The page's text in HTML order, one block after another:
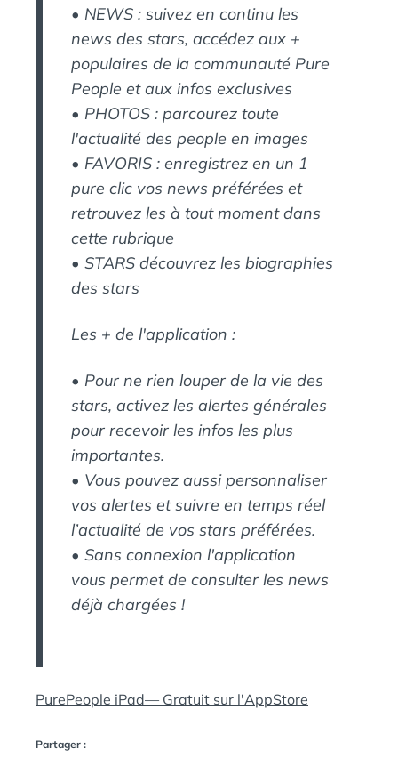
• NEWS : suivez en continu les
news des stars, accédez aux +
populaires de la communauté Pure
People et aux infos exclusives
• PHOTOS : parcourez toute
l'actualité des people en images
• FAVORIS : enregistrez en un 1
pure clic vos news préférées et
retrouvez les à tout moment dans
cette rubrique
• STARS découvrez les biographies
des stars
Les + de l'application :
• Pour ne rien louper de la vie des
stars, activez les alertes générales
pour recevoir les infos les plus
importantes.
• Vous pouvez aussi personnaliser
vos alertes et suivre en temps réel
l’actualité de vos stars préférées.
• Sans connexion l'application
vous permet de consulter les news
déjà chargées !
PurePeople iPad— Gratuit sur l'AppStore
Partager :